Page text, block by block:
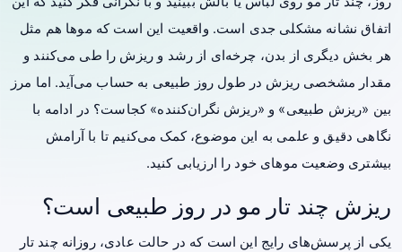
اتفاق نشانه مشکلی جدی است. واقعیت این است که موها هم مثل
هر بخش دیگری از بدن، چرخه‌ای از رشد و ریزش را طی می‌کنند و
مقدار مشخصی ریزش در طول روز طبیعی به حساب می‌آید. اما مرز
بین «ریزش طبیعی» و «ریزش نگران‌کننده» کجاست؟ در ادامه با
نگاهی دقیق و علمی به این موضوع، کمک می‌کنیم تا با آرامش
بیشتری وضعیت موهای خود را ارزیابی کنید.
ریزش چند تار مو در روز طبیعی است؟
یکی از پرسش‌های رایج این است که در حالت عادی، روزانه چند تار